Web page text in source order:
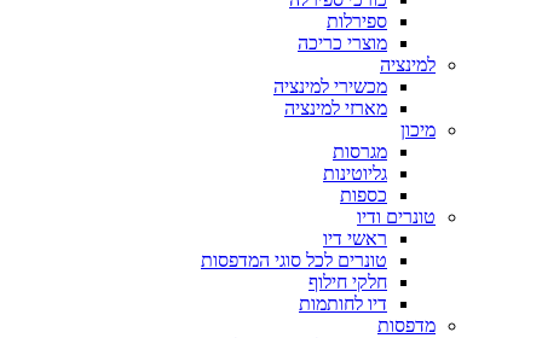
ספירלות
מוצרי כריכה
למינציה
מכשירי למינציה
מארזי למינציה
מיכון
מגרסות
גליוטינות
כספות
טונרים ודיו
ראשי דיו
טונרים לכל סוגי המדפסות
חלקי חילוף
דיו לחותמות
מדפסות